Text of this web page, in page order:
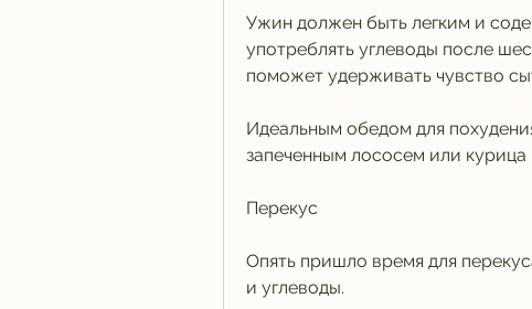
Ужин должен быть легким и
употреблять углеводы после
поможет удерживать чувство
Идеальным обедом для
запеченным лососем или
Перекус
Опять пришло время для
и углеводы.